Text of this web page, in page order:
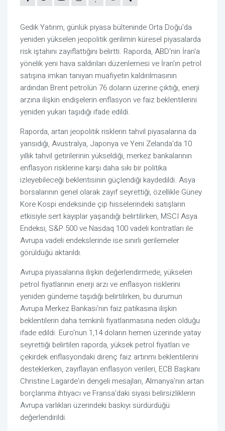
Gedik Yatırım, günlük piyasa bülteninde Orta Doğu'da
yeniden yükselen jeopolitik gerilimin küresel piyasalarda
risk iştahını zayıflattığını belirtti. Raporda, ABD'nin İran'a
yönelik yeni hava saldırıları düzenlemesi ve İran'ın petrol
satışına imkan tanıyan muafiyetin kaldırılmasının
ardından Brent petrolün 76 doların üzerine çıktığı, enerji
arzına ilişkin endişelerin enflasyon ve faiz beklentilerini
yeniden yukarı taşıdığı ifade edildi.
Raporda, artan jeopolitik risklerin tahvil piyasalarına da
yansıdığı, Avustralya, Japonya ve Yeni Zelanda'da 10
yıllık tahvil getirilerinin yükseldiği, merkez bankalarının
enflasyon risklerine karşı daha sıkı bir politika
izleyebileceği beklentisinin güçlendiği kaydedildi. Asya
borsalarının genel olarak zayıf seyrettiği, özellikle Güney
Kore Kospi endeksinde çip hisselerindeki satışların
etkisiyle sert kayıplar yaşandığı belirtilirken, MSCI Asya
Endeksi, S&P 500 ve Nasdaq 100 vadeli kontratları ile
Avrupa vadeli endekslerinde ise sınırlı gerilemeler
görüldüğü aktarıldı.
Avrupa piyasalarına ilişkin değerlendirmede, yükselen
petrol fiyatlarının enerji arzı ve enflasyon risklerini
yeniden gündeme taşıdığı belirtilirken, bu durumun
Avrupa Merkez Bankası'nın faiz patikasına ilişkin
beklentilerin daha temkinli fiyatlanmasına neden olduğu
ifade edildi. Euro'nun 1,14 doların hemen üzerinde yatay
seyrettiği belirtilen raporda, yüksek petrol fiyatları ve
çekirdek enflasyondaki direnç faiz artırımı beklentilerini
desteklerken, zayıflayan enflasyon verileri, ECB Başkanı
Christine Lagarde'ın dengeli mesajları, Almanya'nın artan
borçlanma ihtiyacı ve Fransa'daki siyasi belirsizliklerin
Avrupa varlıkları üzerindeki baskıyı sürdürdüğü
değerlendirildi.